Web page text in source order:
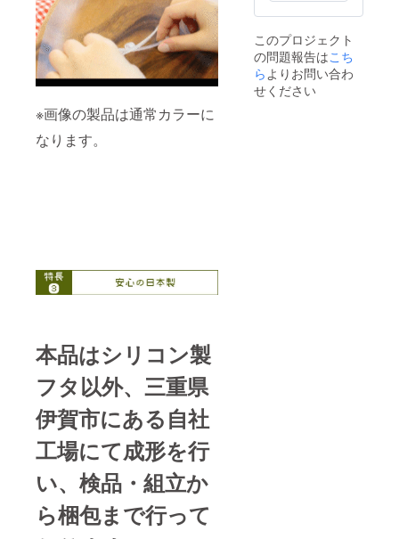
※画像の製品は通常カラーに
なります。
本品はシリコン製
フタ以外、三重県
伊賀市にある自社
工場にて成形を行
い、検品・組立か
ら梱包まで行って
このプロジェクト
の問題報告はこち
らよりお問い合わ
せください